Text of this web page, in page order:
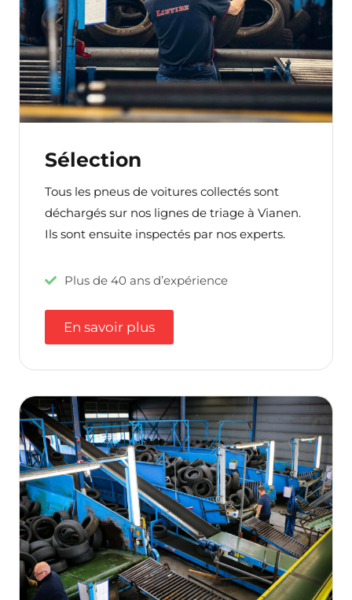
Sélection
Tous les pneus de voitures collectés sont
déchargés sur nos lignes de triage à Vianen.
Ils sont ensuite inspectés par nos experts.
Plus de 40 ans d’expérience
En savoir plus